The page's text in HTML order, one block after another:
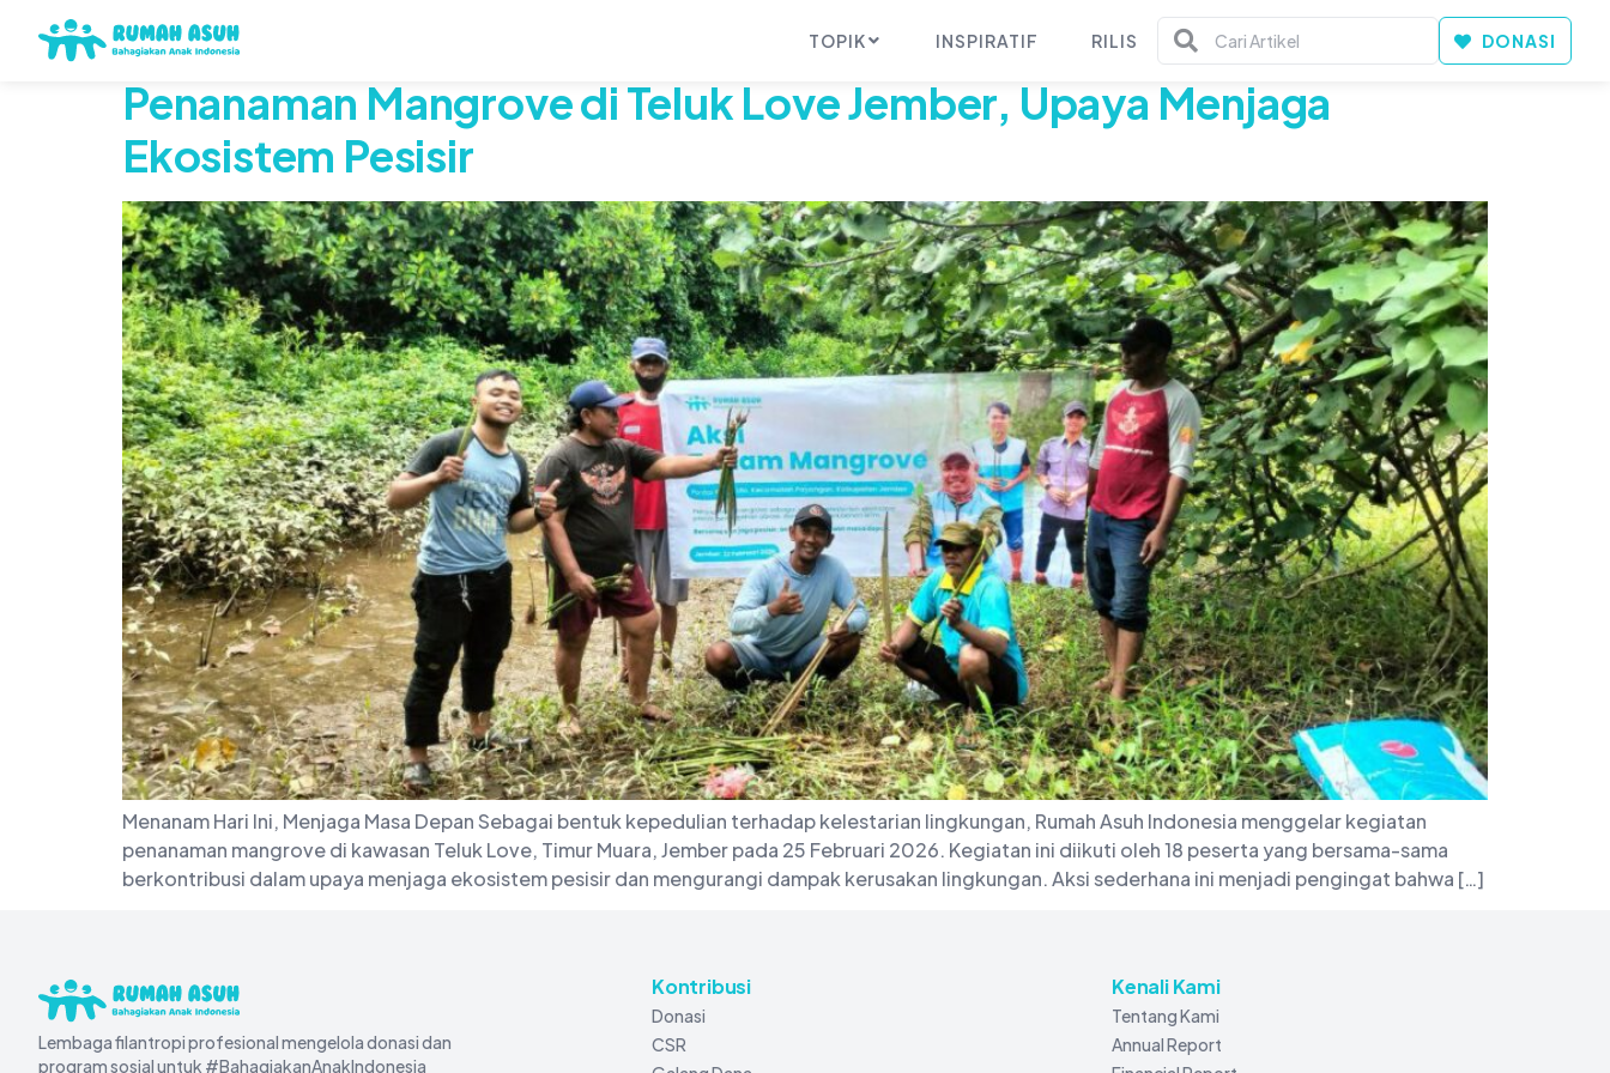
TOPIK INSPIRATIF RILIS DONASI
Tag:penanaman mangrove
Penanaman Mangrove di Teluk Love Jember, Upaya Menjaga
Ekosistem Pesisir
Menanam Hari Ini, Menjaga Masa Depan Sebagai bentuk kepedulian terhadap kelestarian lingkungan, Rumah Asuh Indonesia menggelar kegiatan
penanaman mangrove di kawasan Teluk Love, Timur Muara, Jember pada 25 Februari 2026. Kegiatan ini diikuti oleh 18 peserta yang bersama-sama
berkontribusi dalam upaya menjaga ekosistem pesisir dan mengurangi dampak kerusakan lingkungan. Aksi sederhana ini menjadi pengingat bahwa […]
Lembaga filantropi profesional mengelola donasi dan
program sosial untuk #BahagiakanAnakIndonesia
Kontribusi
Donasi
CSR
Kenali Kami
Tentang Kami
Annual Report